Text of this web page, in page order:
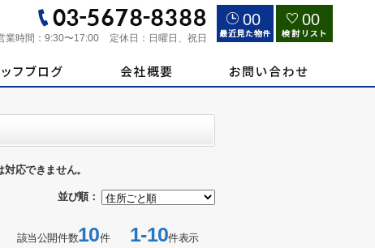
業時間： 9:30〜17:00 定休日： 日曜日、祝日
00 00
応できません。
並び順：
該当公開件数10件1-10件表示